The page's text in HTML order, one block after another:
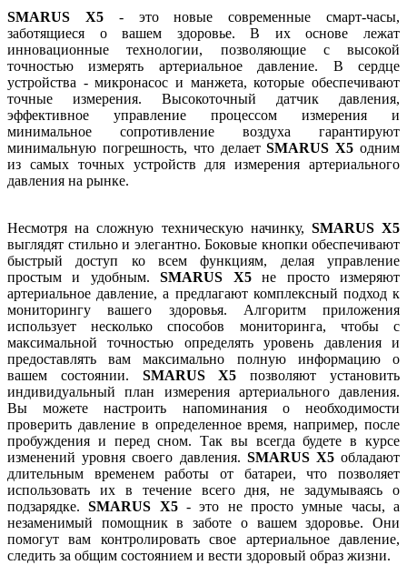
SMARUS X5- это новые современные смарт-часы,
заботящиеся о вашем здоровье. В их основе лежат
инновационные технологии, позволяющие с высокой
точностью измерять артериальное давление. В сердце
устройства - микронасос и манжета, которые обеспечивают
точные измерения. Высокоточный датчик давления,
эффективное управление процессом измерения и
минимальное сопротивление воздуха гарантируют
минимальную погрешность, что делаетSMARUS X5 одним
из самых точных устройств для измерения артериального
давления на рынке.
Несмотря на сложную техническую начинку, SMARUS X5
выглядят стильно и элегантно. Боковые кнопки обеспечивают
быстрый доступ ко всем функциям, делая управление
простым и удобным.SMARUS X5не просто измеряют
артериальное давление, а предлагают комплексный подход к
мониторингу вашего здоровья. Алгоритм приложения
использует несколько способов мониторинга, чтобы с
максимальной точностью определять уровень давления и
предоставлять вам максимально полную информацию о
вашем состоянии. SMARUS X5 позволяют установить
индивидуальный план измерения артериального давления.
Вы можете настроить напоминания о необходимости
проверить давление в определенное время, например, после
пробуждения и перед сном. Так вы всегда будете в курсе
изменений уровня своего давления. SMARUS X5обладают
длительным временем работы от батареи, что позволяет
использовать их в течение всего дня, не задумываясь о
подзарядке.SMARUS X5- это не просто умные часы, а
незаменимый помощник в заботе о вашем здоровье. Они
помогут вам контролировать свое артериальное давление,
следить за общим состоянием и вести здоровый образ жизни.